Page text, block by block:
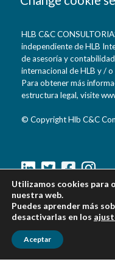
HLB C&C
independiente de HLB
de asesoría y
internacional de HLB y /
Para obtener más
estructura legal, visite
© Copyright Hlb C&C
C&C Consultorías S.A.S
Cra 15 N° 88-21
Bogotá, Colombia, Sur
Teléfonos:
Utilizamos cookies para
nuestra web.
Puedes aprender más
desactivarlas en los
Aceptar